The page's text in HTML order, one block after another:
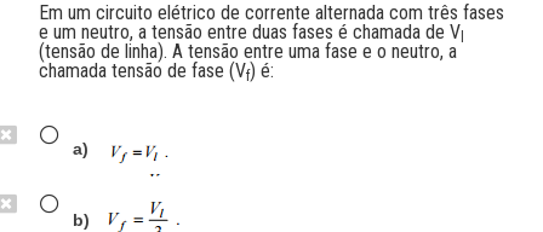
Em um circuito elétrico de corrente alternada com três fases
e um neutro, a tensão entre duas fases é chamada de V
(tensão de linha). A tensão entre uma fase e o neutro, a
chamada tensão de fase (Vf) é:
a)
b)